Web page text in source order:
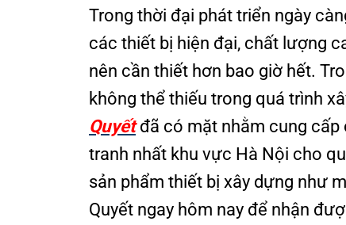
Trong thời đại phát triển ngày
các thiết bị hiện đại, chất lượng
nên cần thiết hơn bao giờ hết.
không thể thiếu trong quá trình
Quyếtđã có mặt nhằm cung cấp
tranh nhất khu vực Hà Nội cho
sản phẩm thiết bị xây dựng như
Quyết ngay hôm nay để nhận